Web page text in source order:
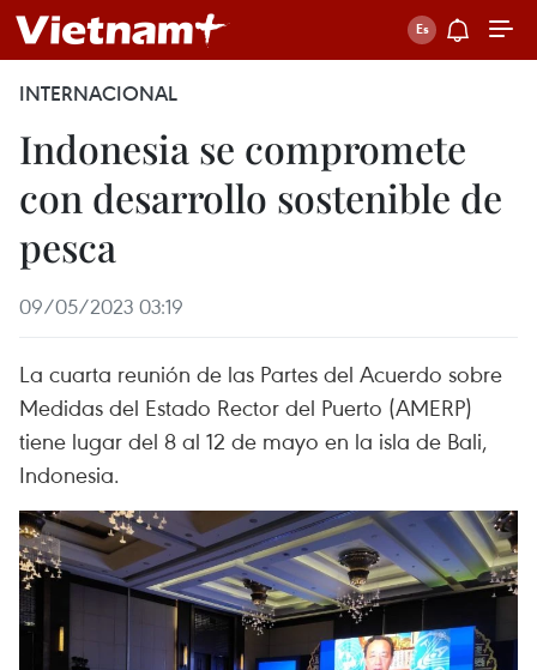
INTERNACIONAL
Indonesia se compromete
con desarrollo sostenible de
pesca
09/05/2023 03:19
La cuarta reunión de las Partes del Acuerdo sobre
Medidas del Estado Rector del Puerto (AMERP)
tiene lugar del 8 al 12 de mayo en la isla de Bali,
Indonesia.